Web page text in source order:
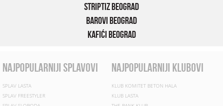
Striptiz Beograd
Barovi Beograd
Kafići Beograd
najpopularniji splavovi
SPLAV LASTA
SPLAV FREESTYLER
najpopularniji klubovi
KLUB KOMITET BETON HALA
KLUB LASTA